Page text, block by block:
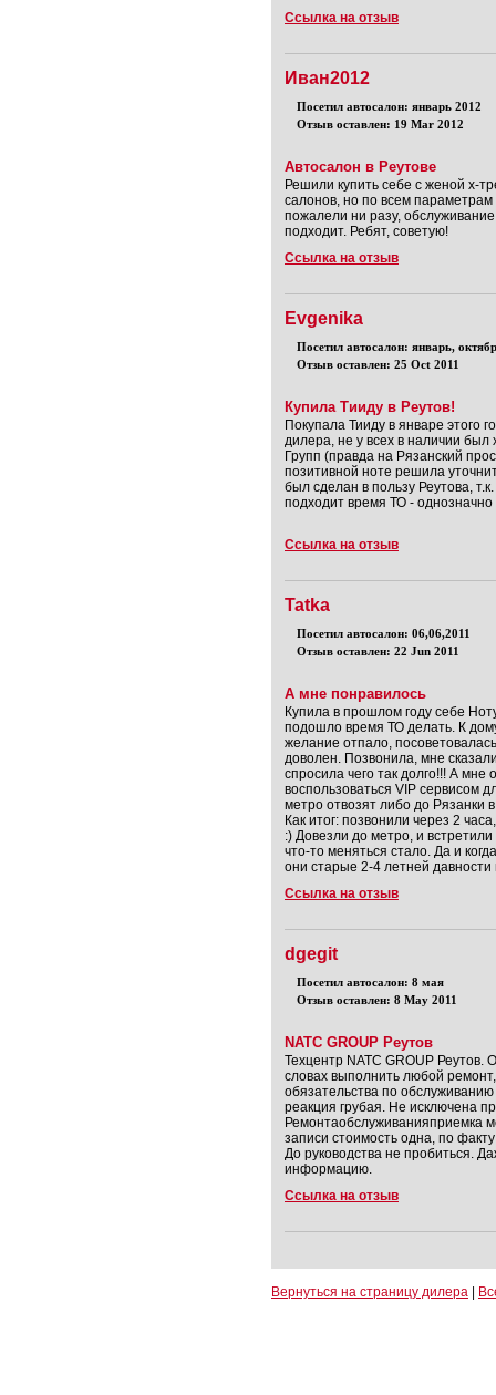
Ссылка на отзыв
Иван2012
Посетил автосалон: январь 2012
Отзыв оставлен: 19 Mar 2012
Автосалон в Реутове
Решили купить себе с женой х-
салонов, но по всем
пожалели ни разу,
подходит. Ребят, советую!
Ссылка на отзыв
Evgenika
Посетил автосалон: январь,
Отзыв оставлен: 25 Oct 2011
Купила Тииду в Реутов!
Покупала Тииду в январе этого
дилера, не у всех в наличии был
Групп (правда на Рязанский
позитивной ноте решила
был сделан в пользу Реутова,
подходит время ТО - однозначно
Ссылка на отзыв
Tatka
Посетил автосалон: 06,06,2011
Отзыв оставлен: 22 Jun 2011
А мне понравилось
Купила в прошлом году себе
подошло время ТО делать. К
желание отпало,
доволен. Позвонила, мне
спросила чего так долго!!! А
воспользоваться VIP сервисом
метро отвозят либо до Рязанки
Как итог: позвонили через 2
:) Довезли до метро, и
что-то меняться стало. Да и
они старые 2-4 летней
Ссылка на отзыв
dgegit
Посетил автосалон: 8 мая
Отзыв оставлен: 8 May 2011
NATC GROUP Реутов
Техцентр NATC GROUP
словах выполнить любой
обязательства по
реакция грубая. Не исключена
Ремонтаобслуживанияприемка
записи стоимость одна, по
До руководства не пробиться.
информацию.
Ссылка на отзыв
Вернуться на страницу дилера